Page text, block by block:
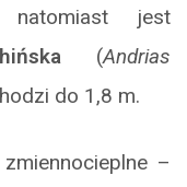
natomiast jest
(Andrias
do 1,8 m.
–